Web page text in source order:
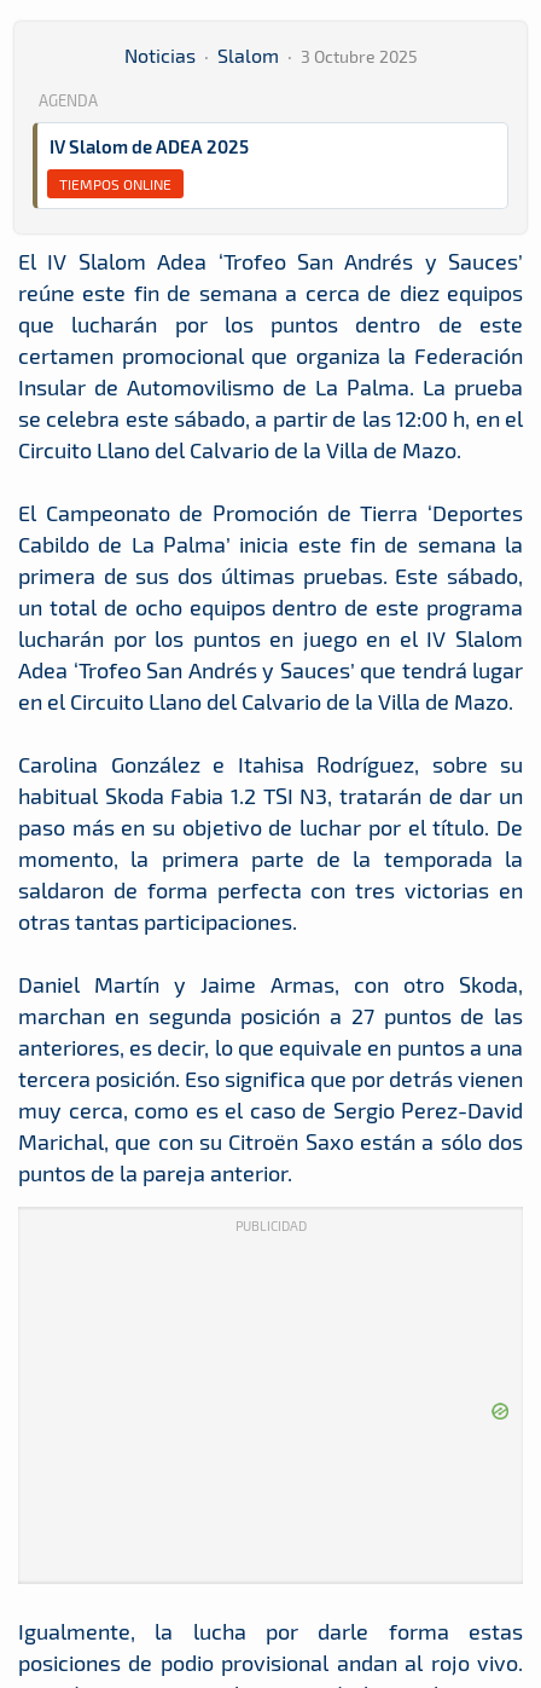
Noticias · Slalom · 3 Octubre 2025
AGENDA
IV Slalom de ADEA 2025
TIEMPOS ONLINE
El IV Slalom Adea ‘Trofeo San Andrés y Sauces’
reúne este fin de semana a cerca de diez equipos
que lucharán por los puntos dentro de este
certamen promocional que organiza la Federación
Insular de Automovilismo de La Palma. La prueba
se celebra este sábado, a partir de las 12:00 h, en el
Circuito Llano del Calvario de la Villa de Mazo.
El Campeonato de Promoción de Tierra ‘Deportes
Cabildo de La Palma’ inicia este fin de semana la
primera de sus dos últimas pruebas. Este sábado,
un total de ocho equipos dentro de este programa
lucharán por los puntos en juego en el IV Slalom
Adea ‘Trofeo San Andrés y Sauces’ que tendrá lugar
en el Circuito Llano del Calvario de la Villa de Mazo.
Carolina González e Itahisa Rodríguez, sobre su
habitual Skoda Fabia 1.2 TSI N3, tratarán de dar un
paso más en su objetivo de luchar por el título. De
momento, la primera parte de la temporada la
saldaron de forma perfecta con tres victorias en
otras tantas participaciones.
Daniel Martín y Jaime Armas, con otro Skoda,
marchan en segunda posición a 27 puntos de las
anteriores, es decir, lo que equivale en puntos a una
tercera posición. Eso significa que por detrás vienen
muy cerca, como es el caso de Sergio Perez-David
Marichal, que con su Citroën Saxo están a sólo dos
puntos de la pareja anterior.
PUBLICIDAD
Igualmente, la lucha por darle forma estas
posiciones de podio provisional andan al rojo vivo.